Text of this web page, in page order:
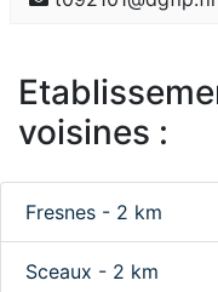
voisines :
Fresnes - 2 km
Sceaux - 2 km